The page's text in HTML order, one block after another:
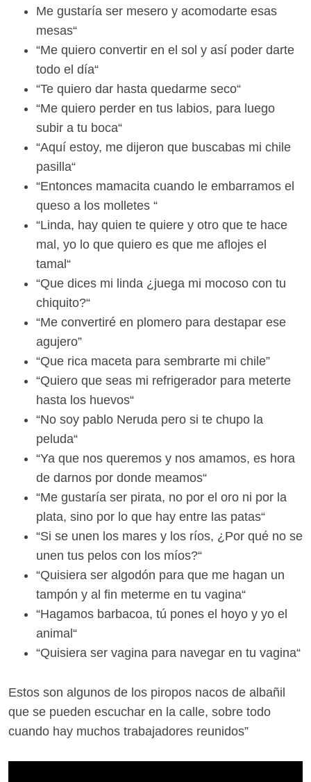
Me gustaría ser mesero y acomodarte esas
mesas“
“Me quiero convertir en el sol y así poder darte
todo el día“
“Te quiero dar hasta quedarme seco“
“Me quiero perder en tus labios, para luego
subir a tu boca“
“Aquí estoy, me dijeron que buscabas mi chile
pasilla“
“Entonces mamacita cuando le embarramos el
queso a los molletes “
“Linda, hay quien te quiere y otro que te hace
mal, yo lo que quiero es que me aflojes el
tamal“
“Que dices mi linda ¿juega mi mocoso con tu
chiquito?“
“Me convertiré en plomero para destapar ese
agujero”
“Que rica maceta para sembrarte mi chile”
“Quiero que seas mi refrigerador para meterte
hasta los huevos“
“No soy pablo Neruda pero si te chupo la
peluda“
“Ya que nos queremos y nos amamos, es hora
de darnos por donde meamos“
“Me gustaría ser pirata, no por el oro ni por la
plata, sino por lo que hay entre las patas“
“Si se unen los mares y los ríos, ¿Por qué no se
unen tus pelos con los míos?“
“Quisiera ser algodón para que me hagan un
tampón y al fin meterme en tu vagina“
“Hagamos barbacoa, tú pones el hoyo y yo el
animal“
“Quisiera ser vagina para navegar en tu vagina“
Estos son algunos de los piropos nacos de albañil
que se pueden escuchar en la calle, sobre todo
cuando hay muchos trabajadores reunidos”